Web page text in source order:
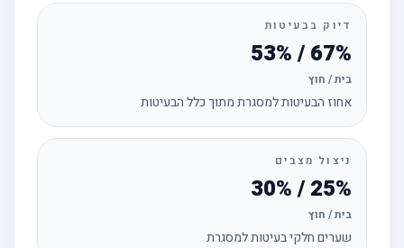
דיוק בבעיטות
67% / 53%
בית / חוץ
אחוז הבעיטות למסגרת מתוך כלל הבעיטות
ניצול מצבים
25% / 30%
בית / חוץ
שערים חלקי בעיטות למסגרת